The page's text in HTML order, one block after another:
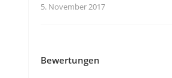
5. November 2017
Bewertungen